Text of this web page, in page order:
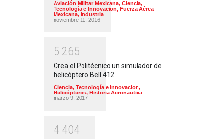
Aviación Militar Mexicana, Ciencia,
Tecnología e Innovacion, Fuerza Aérea
Mexicana, Industria
noviembre 11, 2016
5 265
Crea el Politécnico un simulador de
helicóptero Bell 412.
Ciencia, Tecnología e Innovacion,
Helicópteros, Historia Aeronautica
marzo 9, 2017
4 404